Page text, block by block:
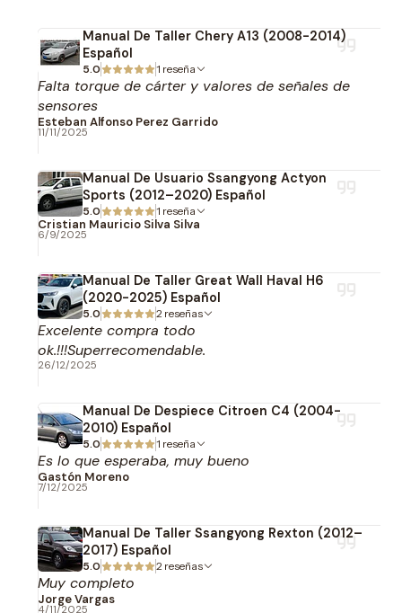
Manual De Taller Chery A13 (2008-2014)
Español
5.0 1 reseña
Falta torque de cárter y valores de señales de
sensores
Esteban Alfonso Perez Garrido
11/11/2025
Manual De Usuario Ssangyong Actyon
Sports (2012–2020) Español
5.0 1 reseña
Cristian Mauricio Silva Silva
6/9/2025
Manual De Taller Great Wall Haval H6
(2020-2025) Español
5.0 2 reseñas
Excelente compra todo
ok.!!!Superrecomendable.
26/12/2025
Manual De Despiece Citroen C4 (2004-
2010) Español
5.0 1 reseña
Es lo que esperaba, muy bueno
Gastón Moreno
7/12/2025
Manual De Taller Ssangyong Rexton (2012–
2017) Español
5.0 2 reseñas
Muy completo
Jorge Vargas
4/11/2025